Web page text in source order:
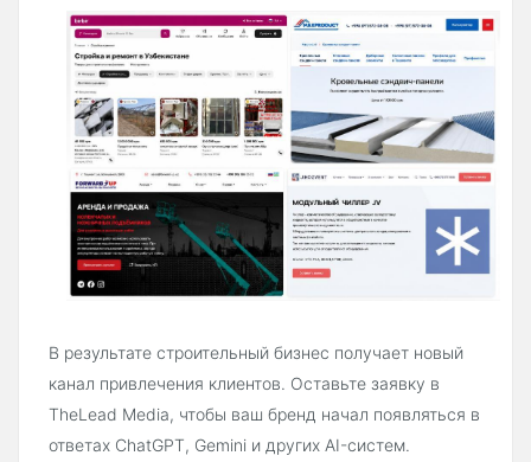
В результате строительный бизнес получает новый
канал привлечения клиентов. Оставьте заявку в
TheLead Media, чтобы ваш бренд начал появляться в
ответах ChatGPT, Gemini и других AI-систем.